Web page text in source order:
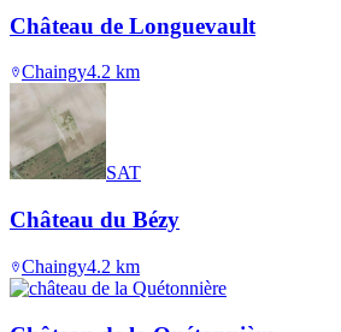
Château de Longuevault
Chaingy4.2 km
SAT
Château du Bézy
Chaingy4.2 km